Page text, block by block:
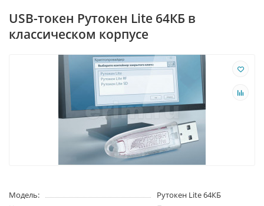
USB-токен Рутокен Lite 64КБ в
классическом корпусе
Модель:
Рутокен Lite 64КБ